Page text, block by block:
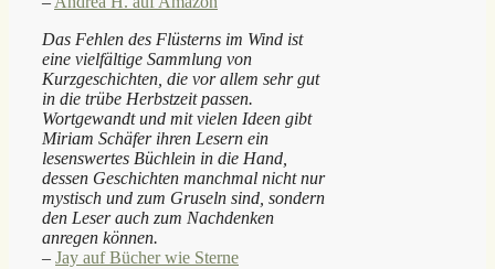
Das Fehlen des Flüsterns im Wind ist
eine vielfältige Sammlung von
Kurzgeschichten, die vor allem sehr gut
in die trübe Herbstzeit passen.
Wortgewandt und mit vielen Ideen gibt
Miriam Schäfer ihren Lesern ein
lesenswertes Büchlein in die Hand,
dessen Geschichten manchmal nicht nur
mystisch und zum Gruseln sind, sondern
den Leser auch zum Nachdenken
anregen können.
– Jay auf Bücher wie Sterne